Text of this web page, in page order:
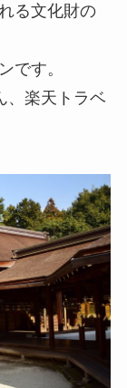
る文化財の
です。
、楽天トラベ